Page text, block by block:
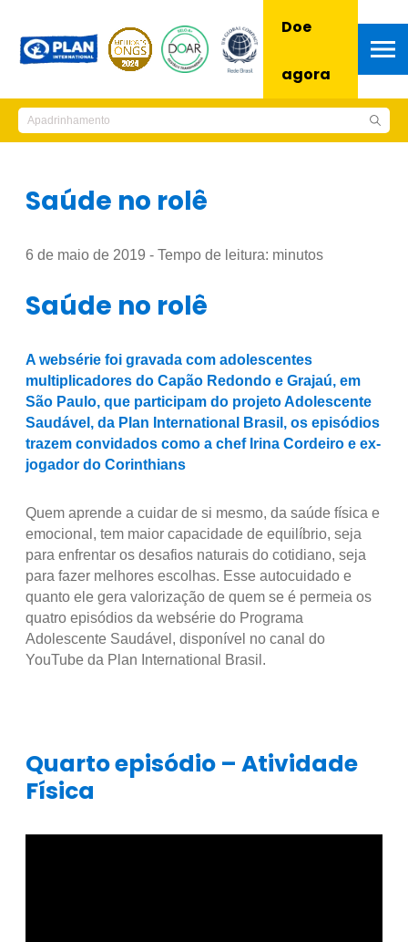
Doe
agora
Saúde no rolê
6 de maio de 2019 - Tempo de leitura: minutos
Saúde no rolê
A websérie foi gravada com adolescentes
multiplicadores do Capão Redondo e Grajaú, em
São Paulo, que participam do projeto Adolescente
Saudável, da Plan International Brasil, os episódios
trazem convidados como a chef Irina Cordeiro e ex-
jogador do Corinthians
Quem aprende a cuidar de si mesmo, da saúde física e
emocional, tem maior capacidade de equilíbrio, seja
para enfrentar os desafios naturais do cotidiano, seja
para fazer melhores escolhas. Esse autocuidado e
quanto ele gera valorização de quem se é permeia os
quatro episódios da websérie do Programa
Adolescente Saudável, disponível no canal do
YouTube da Plan International Brasil.
Quarto episódio – Atividade
Física